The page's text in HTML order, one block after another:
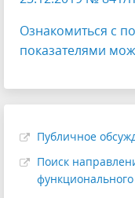
Ознакомиться с
показателями
Публичное
Поиск